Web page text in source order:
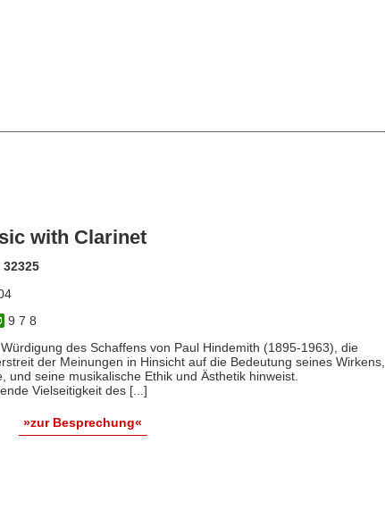
with Clarinet
9 7 8
des Schaffens von Paul Hindemith (1895-1963), die
der Meinungen in Hinsicht auf die Bedeutung seines Wirkens,
und seine musikalische Ethik und Ästhetik hinweist.
Vielseitigkeit des [...]
»zur Besprechung«